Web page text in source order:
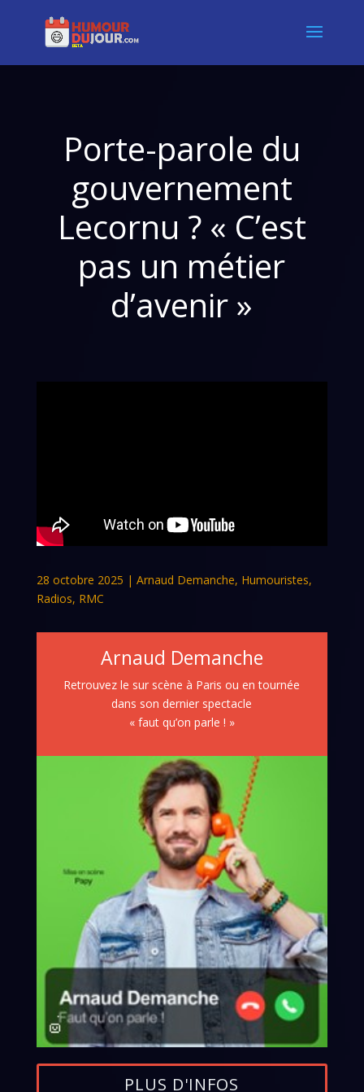
Porte-parole du
gouvernement
Lecornu ? « C’est
pas un métier
d’avenir »
28 octobre 2025 | Arnaud Demanche, Humouristes,
Radios, RMC
Arnaud Demanche
Retrouvez le sur scène à Paris ou en tournée
dans son dernier spectacle
« faut qu’on parle ! »
PLUS D'INFOS